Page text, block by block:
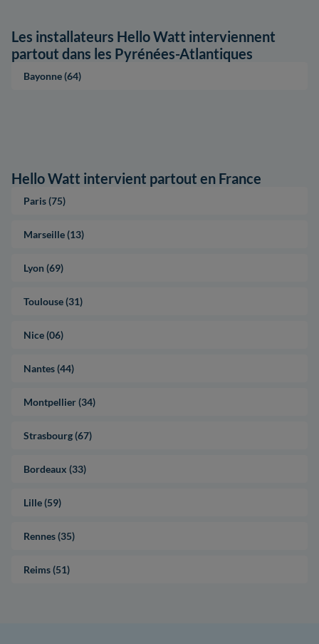
Les installateurs Hello Watt interviennent
partout dans les Pyrénées-Atlantiques
Bayonne (64)
Hello Watt intervient partout en France
Paris (75)
Marseille (13)
Lyon (69)
Toulouse (31)
Nice (06)
Nantes (44)
Montpellier (34)
Strasbourg (67)
Bordeaux (33)
Lille (59)
Rennes (35)
Reims (51)